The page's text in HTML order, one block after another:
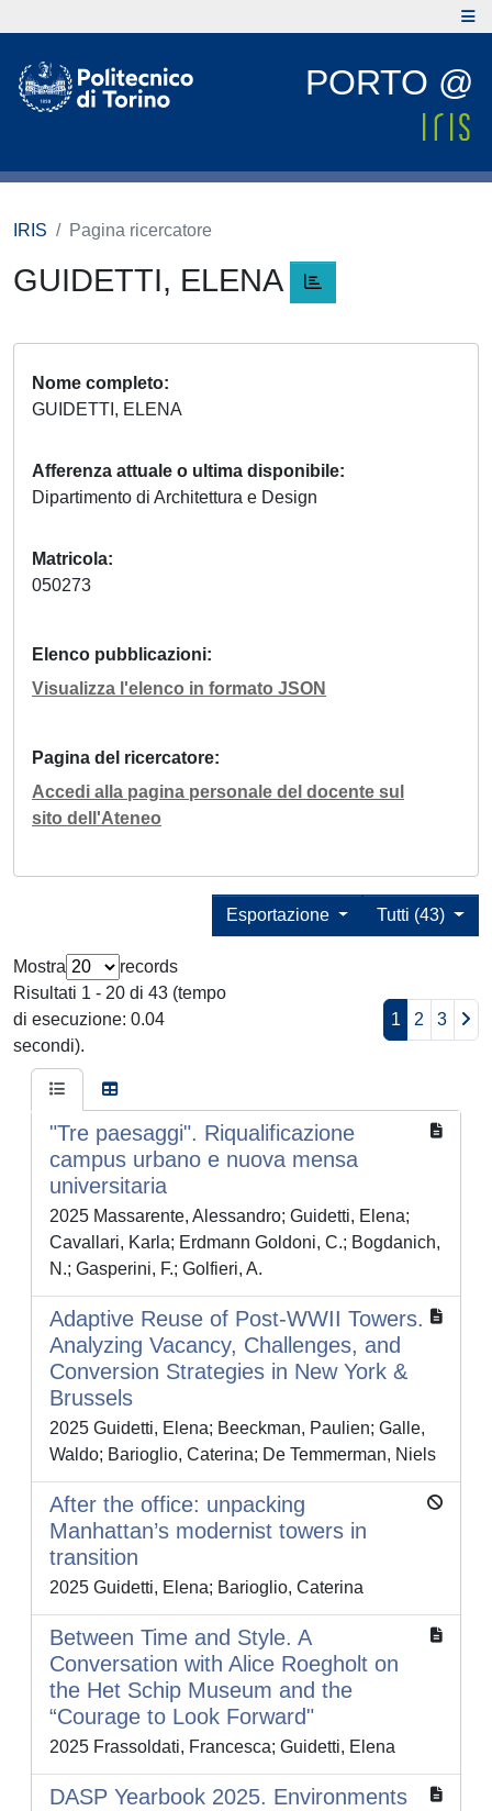
PORTO @
IRIS Pagina ricercatore
GUIDETTI, ELENA
Nome completo
GUIDETTI, ELENA
Afferenza attuale o ultima disponibile
Dipartimento di Architettura e Design
Matricola
050273
Elenco pubblicazioni
Visualizza l'elenco in formato JSON
Pagina del ricercatore
Accedi alla pagina personale del docente sul
sito dell'Ateneo
Tutti (43)
Esportazione
Mostra
records
Risultati 1 - 20 di 43 (tempo
di esecuzione: 0.04
secondi).
1 2 3
"Tre paesaggi". Riqualificazione
campus urbano e nuova mensa
universitaria
2025 Massarente, Alessandro; Guidetti, Elena;
Cavallari, Karla; Erdmann Goldoni, C.; Bogdanich,
N.; Gasperini, F.; Golfieri, A.
Adaptive Reuse of Post-WWII Towers.
Analyzing Vacancy, Challenges, and
Conversion Strategies in New York &
Brussels
2025 Guidetti, Elena; Beeckman, Paulien; Galle,
Waldo; Barioglio, Caterina; De Temmerman, Niels
After the office: unpacking
Manhattan’s modernist towers in
transition
2025 Guidetti, Elena; Barioglio, Caterina
Between Time and Style. A
Conversation with Alice Roegholt on
the Het Schip Museum and the
“Courage to Look Forward"
2025 Frassoldati, Francesca; Guidetti, Elena
DASP Yearbook 2025. Environments